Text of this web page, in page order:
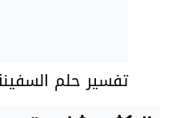
تفسير حلم